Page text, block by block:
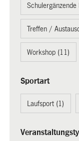
Treffen /
Workshop (11)
Sportart
Laufsport (1)